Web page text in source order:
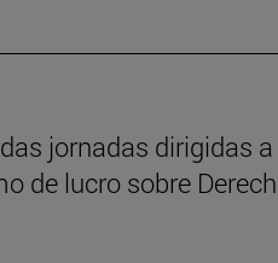
jornadas dirigidas
de lucro sobre